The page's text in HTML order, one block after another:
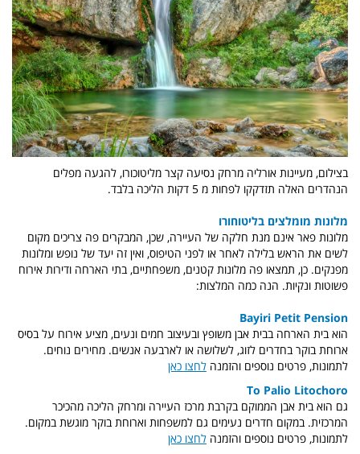
בצילום, מעיינות אורליה מרחק נסיעה קצר מליטוכורו, להגעה מפלים
הנהדרים האלה תזדקקו לפחות מ 5 דקות הליכה בלבד.
מלונות מומלצים בליטוחורו
מלונות פאר אינם מנת חלקה של העיירה, שכן, המבקרים פה צריכים מקום
לשים את הראש בלילה לאחר או לפני הטיפוס, ואין זה יעד של נופש ומלונות
מפנקים. כן, תמצאו פה מלונות קטנים, משפחתיים, בתי הארחה ודירות אירוח
פשוטות ונקיות. הנה כמה המלצות:
Bayiri Petit Pension
הוא בית הארחה בבית אבן משופץ ובעיצוב חמים ונעים, מציע אירוח על בסיס
ארוחת בוקר בחדרים לזוג, לשלושה או לארבעה אנשים. מחירים נוחים.
לתמונות, פרטים נוספים והזמנה לחצו כאן
To Palio Litochoro
גם הוא בית אבן הממוקם בקרבת מרכז העיירה ומרחק הליכה מהכיכר
המרכזית. במקום חדרים נעימים גם למשפחות וארוחת בוקר מוגשת במקום.
לתמונות, פרטים נוספים והזמנה לחצו כאן